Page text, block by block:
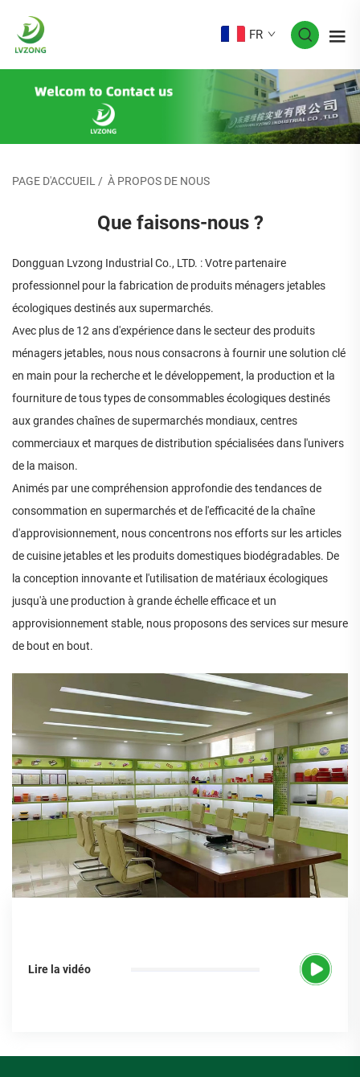
FR
PAGE D'ACCUEIL/ À PROPOS DE NOUS
Que faisons-nous ?
Dongguan Lvzong Industrial Co., LTD. : Votre partenaire
professionnel pour la fabrication de produits ménagers jetables
écologiques destinés aux supermarchés.
Avec plus de 12 ans d'expérience dans le secteur des produits
ménagers jetables, nous nous consacrons à fournir une solution clé
en main pour la recherche et le développement, la production et la
fourniture de tous types de consommables écologiques destinés
aux grandes chaînes de supermarchés mondiaux, centres
commerciaux et marques de distribution spécialisées dans l'univers
de la maison.
Animés par une compréhension approfondie des tendances de
consommation en supermarchés et de l'efficacité de la chaîne
d'approvisionnement, nous concentrons nos efforts sur les articles
de cuisine jetables et les produits domestiques biodégradables. De
la conception innovante et l'utilisation de matériaux écologiques
jusqu'à une production à grande échelle efficace et un
approvisionnement stable, nous proposons des services sur mesure
de bout en bout.
Lire la vidéo